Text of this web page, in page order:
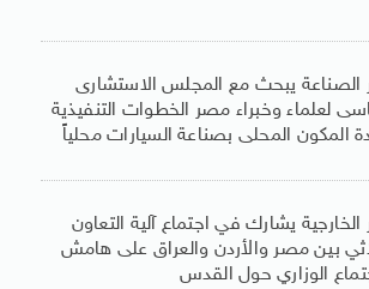
الصناعة يبحث مع المجلس الاستشارى
لعلماء وخبراء مصر الخطوات التنفيذية
المكون المحلى بصناعة السيارات محلياً
الخارجية يشارك في اجتماع آلية التعاون
بين مصر والأردن والعراق على هامش
الوزاري حول القدس